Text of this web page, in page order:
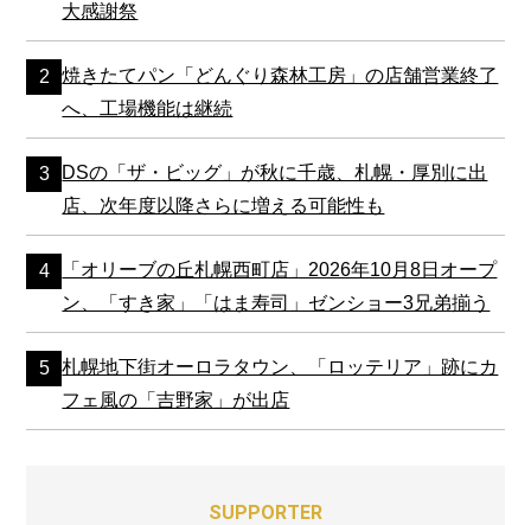
大感謝祭
焼きたてパン「どんぐり森林工房」の店舗営業終了
へ、工場機能は継続
DSの「ザ・ビッグ」が秋に千歳、札幌・厚別に出
店、次年度以降さらに増える可能性も
「オリーブの丘札幌西町店」2026年10月8日オープ
ン、「すき家」「はま寿司」ゼンショー3兄弟揃う
札幌地下街オーロラタウン、「ロッテリア」跡にカ
フェ風の「吉野家」が出店
SUPPORTER